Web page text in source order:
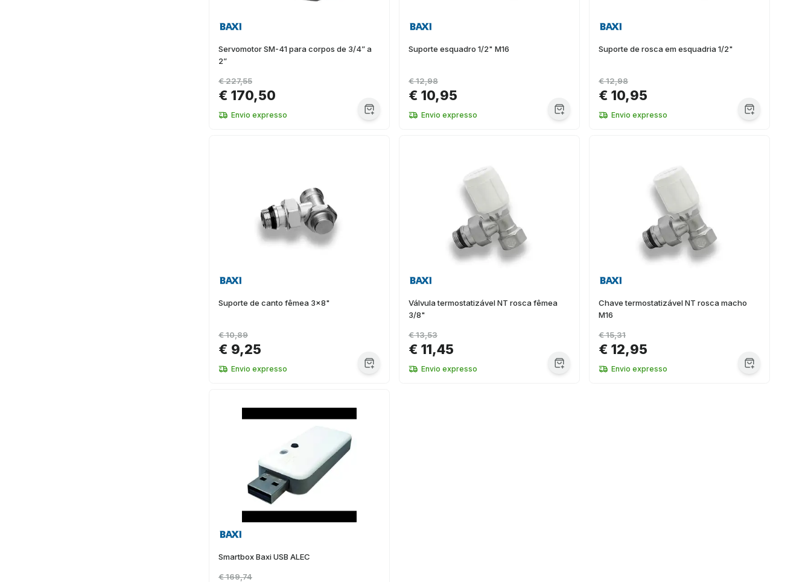
Servomotor SM-41 para corpos de 3/4” a
2”
€ 170,50
€ 227,55
Envio expresso
Suporte esquadro 1/2" M16
€ 10,95
€ 12,98
Envio expresso
Suporte de rosca em esquadria 1/2"
€ 10,95
€ 12,98
Envio expresso
Suporte de canto fêmea 3x8"
€ 9,25
€ 10,89
Envio expresso
Válvula termostatizável NT rosca fêmea
3/8"
€ 11,45
€ 13,53
Envio expresso
Chave termostatizável NT rosca macho
M16
€ 12,95
€ 15,31
Envio expresso
Smartbox Baxi USB ALEC
€ 169,74